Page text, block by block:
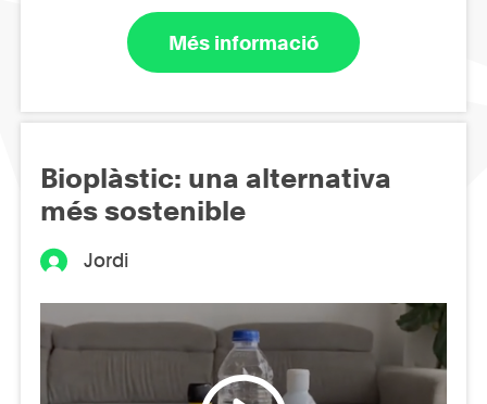
Més informació
Bioplàstic: una alternativa
més sostenible
Jordi